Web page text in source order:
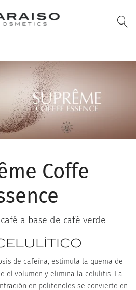
Coffe
a base de café verde
de cafeína, estimula la quema de
el volumen y elimina la celulitis. La
en polifenoles se convierte en